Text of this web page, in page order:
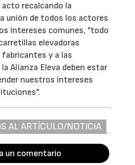
recalcando la
unión de todos los actores
intereses comunes, "todo
elevadoras
y a las
Alianza Eleva deben estar
nuestros intereses
AL ARTÍCULO/NOTICIA
un comentario